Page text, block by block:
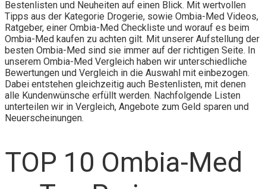
Bestenlisten und Neuheiten auf einen Blick. Mit wertvollen
Tipps aus der Kategorie Drogerie, sowie Ombia-Med Videos,
Ratgeber, einer Ombia-Med Checkliste und worauf es beim
Ombia-Med kaufen zu achten gilt. Mit unserer Aufstellung der
besten Ombia-Med sind sie immer auf der richtigen Seite. In
unserem Ombia-Med Vergleich haben wir unterschiedliche
Bewertungen und Vergleich in die Auswahl mit einbezogen.
Dabei entstehen gleichzeitig auch Bestenlisten, mit denen
alle Kundenwünsche erfüllt werden. Nachfolgende Listen
unterteilen wir in Vergleich, Angebote zum Geld sparen und
Neuerscheinungen.
TOP 10 Ombia-Med